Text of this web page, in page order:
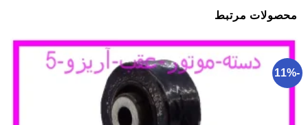
محصولات مرتبط
-11%